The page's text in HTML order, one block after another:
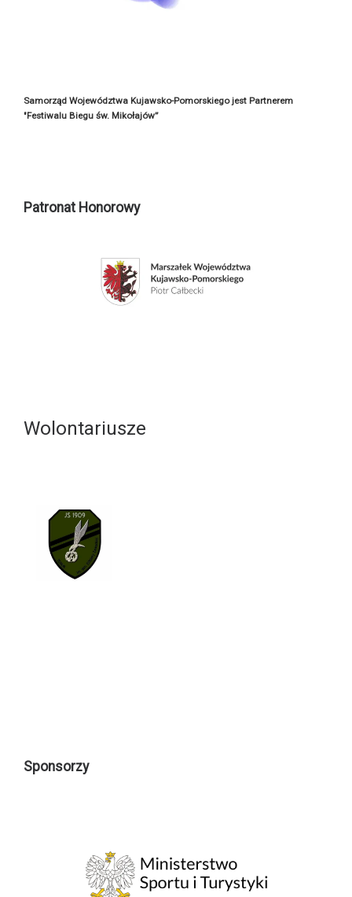
Samorząd Województwa Kujawsko-Pomorskiego jest Partnerem
"Festiwalu Biegu św. Mikołajów”
Patronat Honorowy
Wolontariusze
Sponsorzy